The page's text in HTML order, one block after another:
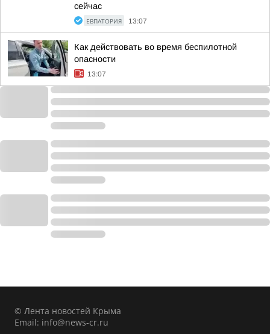
сейчас
ЕВПАТОРИЯ 13:07
Как действовать во время беспилотной
опасности
13:07
© Лента новостей Крыма
Email: info@news-cr.ru